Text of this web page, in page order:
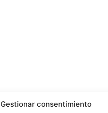
Gestionar consentimiento